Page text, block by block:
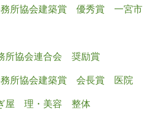
所協会建築賞 優秀賞
一宮市
所協会連合会 奨励賞
所協会建築賞 会長賞
医院
屋 理・美容
整体